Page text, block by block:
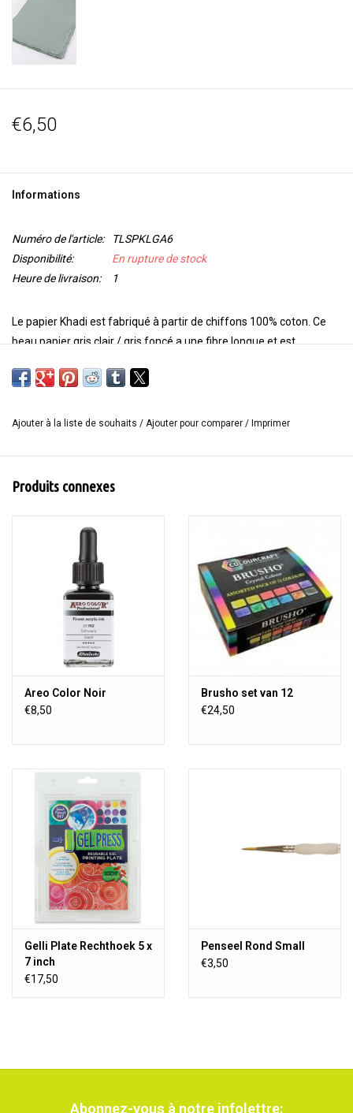
€6,50
Informations
Numéro de l'article:
TLSPKLGA6
Disponibilité:
En rupture de stock
Heure de livraison:
1
Le papier Khadi est fabriqué à partir de chiffons 100% coton. Ce
beau papier gris clair / gris foncé a une fibre longue et est
bords scoop. Le papier est fait à la main par des artistes de Khadi
Ce papier convient aux techniques d'impression, aquarelle,
Lot de 20 feuilles de papier gris fait main A5, 150 g.
Ajouter à la liste de souhaits / Ajouter pour comparer / Imprimer
Produits connexes
Areo Color Noir
€8,50
Brusho set van 12
€24,50
Gelli Plate Rechthoek 5 x
7 inch
€17,50
Penseel Rond Small
€3,50
Abonnez-vous à notre infolettre: